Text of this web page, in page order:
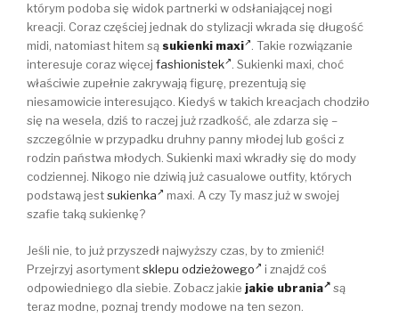
którym podoba się widok partnerki w odsłaniającej nogi
kreacji. Coraz częściej jednak do stylizacji wkrada się długość
midi, natomiast hitem sąsukienki maxi
. Takie rozwiązanie
interesuje coraz więcej fashionistek
. Sukienki maxi, choć
właściwie zupełnie zakrywają figurę, prezentują się
niesamowicie interesująco. Kiedyś w takich kreacjach chodziło
się na wesela, dziś to raczej już rzadkość, ale zdarza się –
szczególnie w przypadku druhny panny młodej lub gości z
rodzin państwa młodych. Sukienki maxi wkradły się do mody
codziennej. Nikogo nie dziwią już casualowe outfity, których
podstawą jestsukienka
maxi. A czy Ty masz już w swojej
szafie taką sukienkę?
Jeśli nie, to już przyszedł najwyższy czas, by to zmienić!
Przejrzyj asortymentsklepu odzieżowego
i znajdź coś
odpowiedniego dla siebie. Zobacz jakie jakie ubrania
są
teraz modne, poznaj trendy modowe na ten sezon.